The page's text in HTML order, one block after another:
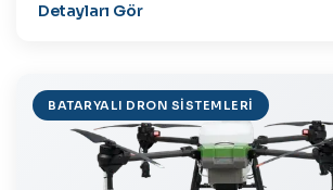
Detayları Gör
BATARYALI DRON SISTEMLERI